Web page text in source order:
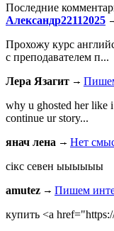
Последние
Александр22112025
Прохожу курс
с преподавателем п...
Лера Язагит
why u ghosted her like
continue ur story...
янач лена
Нет
сiкс севен ыыыыыы
amutez
Пишем
купить <a